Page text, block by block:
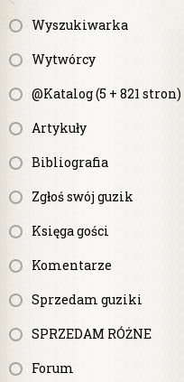
Wyszukiwarka
Wytwórcy
@Katalog (5 + 821 stron)
Artykuły
Bibliografia
Zgłoś swój guzik
Księga gości
Komentarze
Sprzedam guziki
SPRZEDAM RÓŻNE
Forum